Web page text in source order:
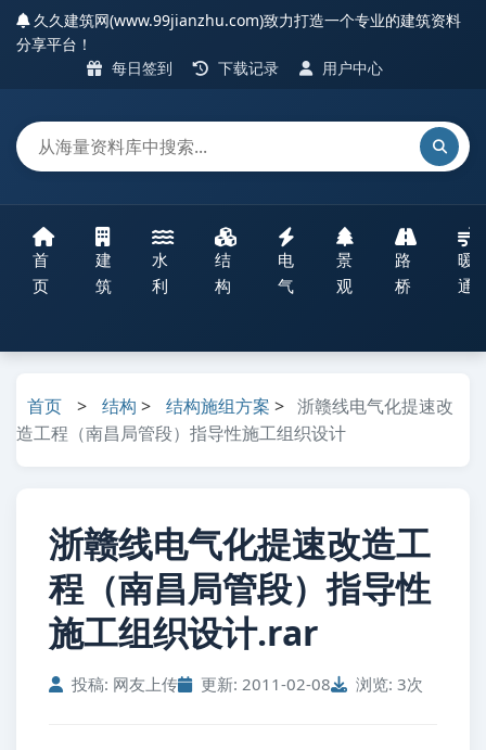
久久建筑网(www.99jianzhu.com)致力打造一个专业的建筑资料
分享平台！
每日签到
下载记录 用户中心
首
页
建
筑
水
利
结
构
电
气
景
观
路
桥
暖
通
首页 > 结构 > 结构施组方案 > 浙赣线电气化提速改
造工程（南昌局管段）指导性施工组织设计
浙赣线电气化提速改造工
程（南昌局管段）指导性
施工组织设计.rar
投稿: 网友上传 更新: 2011-02-08 浏览: 3次